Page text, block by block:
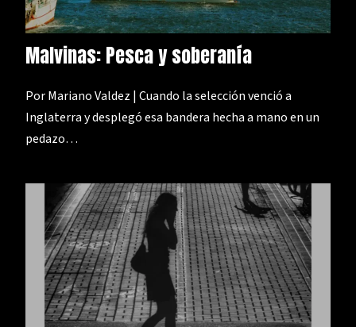
Malvinas: Pesca y soberanía
Por Mariano Valdez | Cuando la selección venció a
Inglaterra y desplegó esa bandera hecha a mano en un
pedazo…